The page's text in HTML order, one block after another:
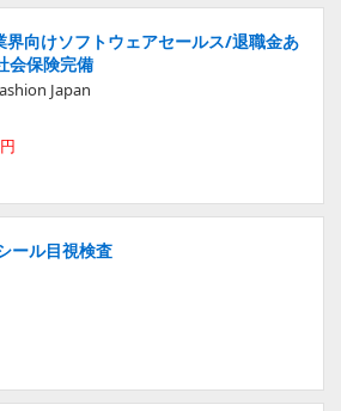
向けソフトウェアセールス/退職金あ
会保険完備
Japan
ール目視検査